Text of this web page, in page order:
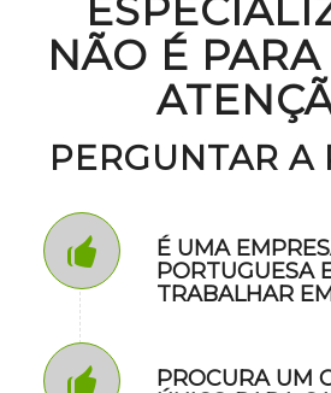
NÃO É
PERGUNTAR A
É UMA
PORTUGUESA
TRABALHAR
PROCURA UM